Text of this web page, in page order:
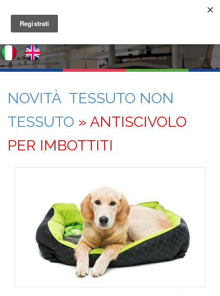
NOVITÀ TESSUTO NON
TESSUTO » ANTISCIVOLO
PER IMBOTTITI